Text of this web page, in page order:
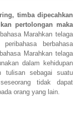
timba dipecahkan
pertolongan maka
Marahkan telaga
berbahasa
Marahkan telaga
dalam kehidupan
tulisan sebagai suatu
tidak dapat
orang yang lain.